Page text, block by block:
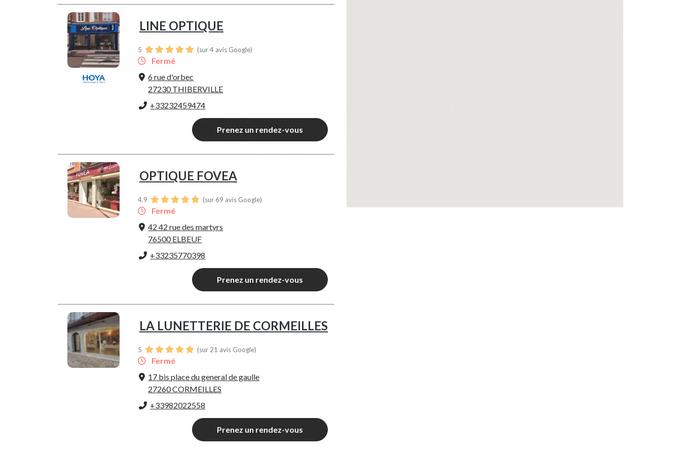
LINE OPTIQUE
5 (sur 4 avis Google)
Fermé
6 rue d'orbec
27230 THIBERVILLE
+33232459474
Prenez un rendez-vous
OPTIQUE FOVEA
4.9 (sur 69 avis Google)
Fermé
42 42 rue des martyrs
76500 ELBEUF
+33235770398
Prenez un rendez-vous
LA LUNETTERIE DE CORMEILLES
5 (sur 21 avis Google)
Fermé
17 bis place du general de gaulle
27260 CORMEILLES
+33982022558
Prenez un rendez-vous